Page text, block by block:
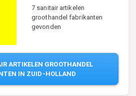
7 sanitair artikelen
groothandel fabrikanten
gevonden
ARTIKELEN GROOTHANDEL
IN ZUID-HOLLAND